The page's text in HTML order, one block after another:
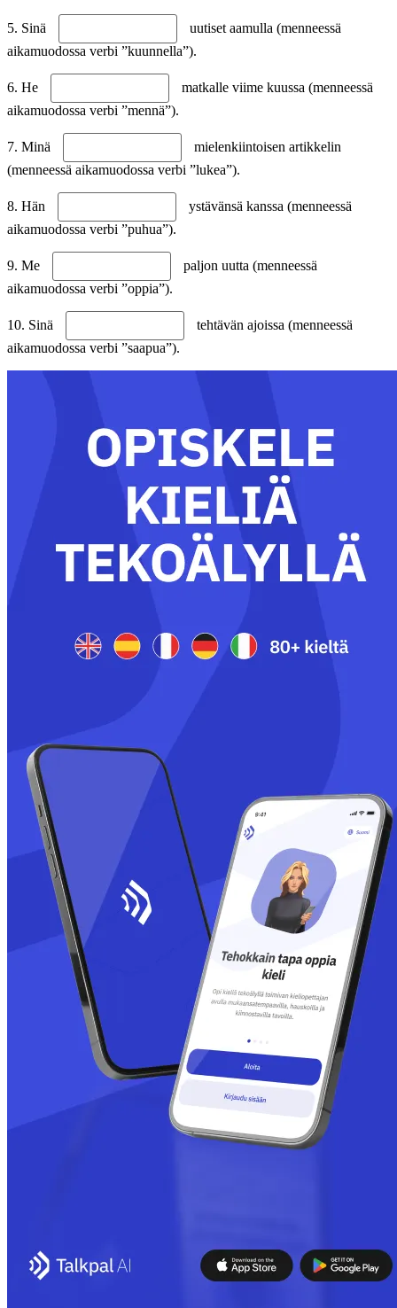
5. Sinä
uutiset aamulla (menneessä
aikamuodossa verbi ”kuunnella”).
6. He
matkalle viime kuussa (menneessä
aikamuodossa verbi ”mennä”).
7. Minä
mielenkiintoisen artikkelin
(menneessä aikamuodossa verbi ”lukea”).
8. Hän
ystävänsä kanssa (menneessä
aikamuodossa verbi ”puhua”).
9. Me
paljon uutta (menneessä
aikamuodossa verbi ”oppia”).
10. Sinä
tehtävän ajoissa (menneessä
aikamuodossa verbi ”saapua”).